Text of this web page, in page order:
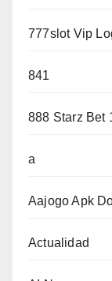
777slot Vip
841
888 Starz Bet
a
Aajogo Apk
Actualidad